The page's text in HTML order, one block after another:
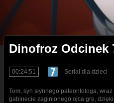
Dinofroz Odcinek
00:24:51 Serial dla dzieci
Tom, syn słynnego paleontologa,
gabinecie zaginionego ojca grę,